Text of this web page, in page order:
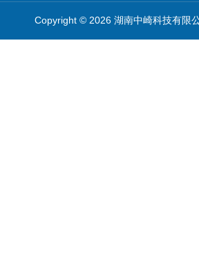
Copyright © 2026 湖南中崎科技有限